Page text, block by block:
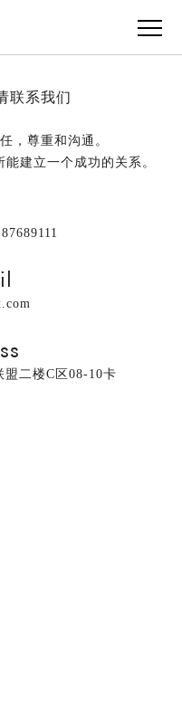
联系我们
，尊重和沟通。
建立一个成功的关系。
盟二楼C区08-10卡